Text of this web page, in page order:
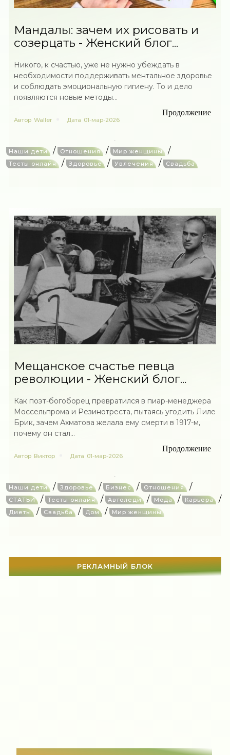
Мандалы: зачем их рисовать и
созерцать - Женский блог...
Никого, к счастью, уже не нужно убеждать в
необходимости поддерживать ментальное здоровье
и соблюдать эмоциональную гигиену. То и дело
появляются новые методы...
Продолжение
Автор Waller Дата 01-мар-2026
Наши дети / Отношения / Мир женщины /
Тесты онлайн / Здоровье / Увлечения / Свадьба
Мещанское счастье певца
революции - Женский блог...
Как поэт-богоборец превратился в пиар-менеджера
Моссельпрома и Резинотреста, пытаясь угодить Лиле
Брик, зачем Ахматова желала ему смерти в 1917-м,
почему он стал...
Продолжение
Автор Виктор Дата 01-мар-2026
Наши дети / Здоровье / Бизнес / Отношения /
СТАТЬИ / Тесты онлайн / Автоледи / Мода / Карьера /
Диеты / Свадьба / Дом / Мир женщины
РЕКЛАМНЫЙ БЛОК
СТАТЬИ (1138)